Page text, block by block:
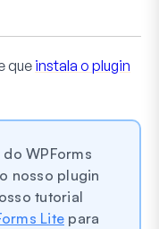
que instala o plugin
WPForms
nosso plugin
tutorial
Lite para